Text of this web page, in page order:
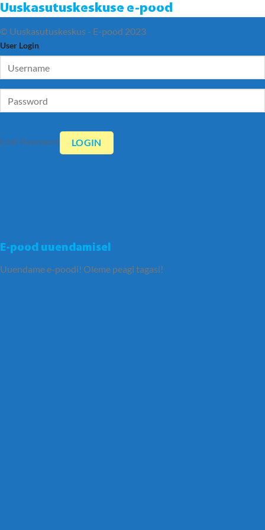
Uuskasutuskeskuse e-pood
E-pood uuendamisel
Uuendame e-poodi! Oleme peagi tagasi!
© Uuskasutuskeskus - E-pood 2023
User Login
Lost Password